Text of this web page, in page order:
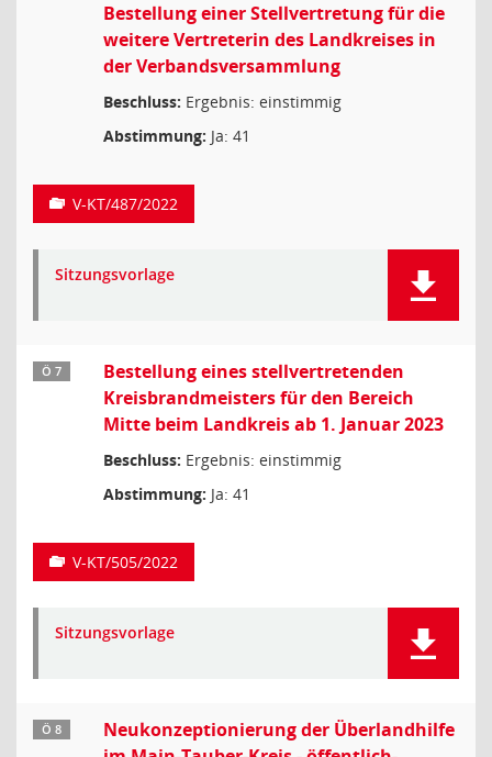
Bestellung einer Stellvertretung für die
weitere Vertreterin des Landkreises in
der Verbandsversammlung
Beschluss: Ergebnis: einstimmig
Abstimmung: Ja: 41
V-KT/487/2022
Sitzungsvorlage
Ö 7
Bestellung eines stellvertretenden
Kreisbrandmeisters für den Bereich
Mitte beim Landkreis ab 1. Januar 2023
Beschluss: Ergebnis: einstimmig
Abstimmung: Ja: 41
V-KT/505/2022
Sitzungsvorlage
Ö 8
Neukonzeptionierung der Überlandhilfe